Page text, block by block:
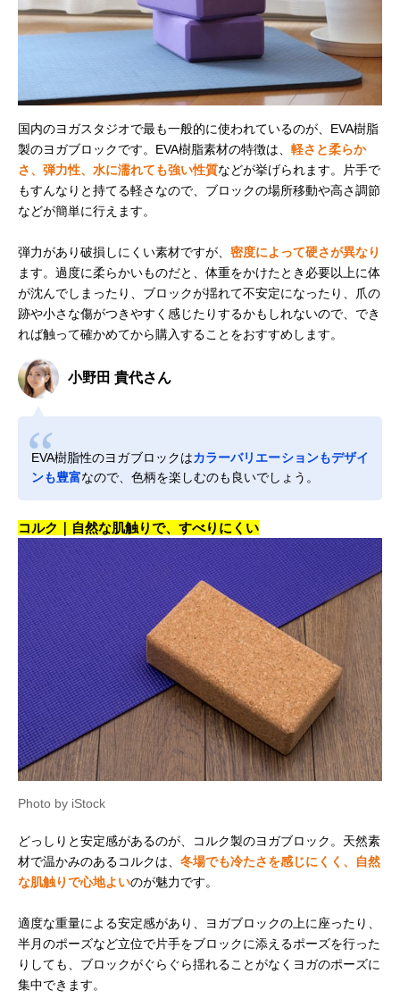
国内のヨガスタジオで最も一般的に使われているのが、EVA樹脂
製のヨガブロックです。EVA樹脂素材の特徴は、 軽さと柔らか
さ、弾力性、水に濡れても強い性質などが挙げられます。片手で
もすんなりと持てる軽さなので、ブロックの場所移動や高さ調節
などが簡単に行えます。
弾力があり破損しにくい素材ですが、 密度によって硬さが異なり
ます。過度に柔らかいものだと、体重をかけたとき必要以上に体
が沈んでしまったり、ブロックが揺れて不安定になったり、爪の
跡や小さな傷がつきやすく感じたりするかもしれないので、でき
れば触って確かめてから購入することをおすすめします。
小野田 貴代さん
EVA樹脂性のヨガブロックはカラーバリエーションもデザイ
ンも豊富なので、色柄を楽しむのも良いでしょう。
コルク｜自然な肌触りで、すべりにくい
Photo by iStock
どっしりと安定感があるのが、コルク製のヨガブロック。天然素
材で温かみのあるコルクは、 冬場でも冷たさを感じにくく、自然
な肌触りで心地よいのが魅力です。
適度な重量による安定感があり、ヨガブロックの上に座ったり、
半月のポーズなど立位で片手をブロックに添えるポーズを行った
りしても、ブロックがぐらぐら揺れることがなくヨガのポーズに
集中できます。